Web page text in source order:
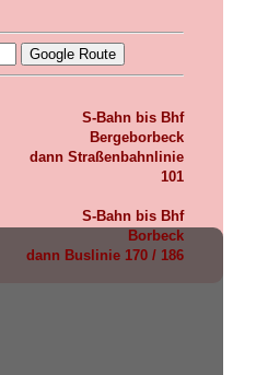
S-Bahn bis Bhf
Bergeborbeck
dann Straßenbahnlinie
101
S-Bahn bis Bhf
Borbeck
dann Buslinie 170 / 186